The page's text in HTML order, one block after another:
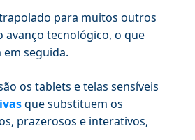
para muitos outros
tecnológico, o que
seguida.
os tablets e telas sensíveis
que substituem os
prazerosos e interativos,